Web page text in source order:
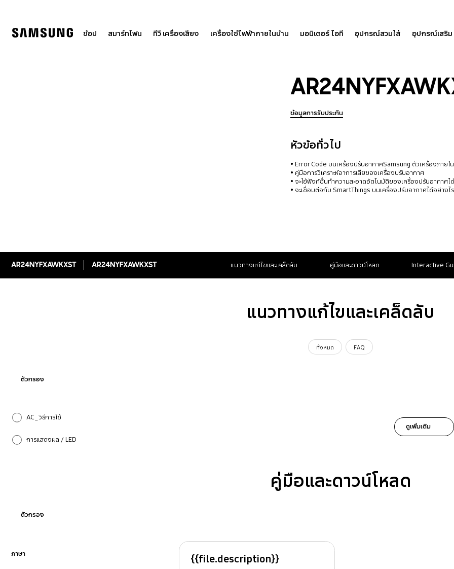
ช้อป สมาร์ทโฟน ทีวี เครื่องเสียง เครื่องใช้ไฟฟ้าภายในบ้าน มอนิเตอร์ ไอที อุปกรณ์สวมใส่ อุปกรณ์เสริม
ข้อมูลการรับประกัน
หัวข้อทั่วไป
Error Code บนเครื่องปรับอากาศSamsung ตัวเครื่องภาย
คู่มือการวิเคราะห์อาการเสียของเครื่องปรับอากาศ
จะใช้ฟังก์ชั่นทำความสะอาดอัตโนมัติของเครื่องปรับอากาศไ
จะเชื่อมต่อกับ SmartThings บนเครื่องปรับอากาศได้อย่างไ
AR24NYFXAWKXST AR24NYFXAWKXST แนวทางแก้ไขและเคล็ดลับ คู่มือและดาวน์โหลด Interactive
แนวทางแก้ไขและเคล็ดลับ
ทั้งหมด FAQ
ตัวกรอง
AC_วิธีการใช้
การแสดงผล / LED
ดูเพิ่มเติม
คู่มือและดาวน์โหลด
ตัวกรอง
ภาษา {{file.description}}